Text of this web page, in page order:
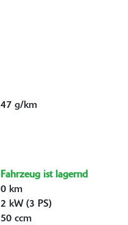
47 g/km
Fahrzeug ist lagernd
0 km
2 kW (3 PS)
50 ccm